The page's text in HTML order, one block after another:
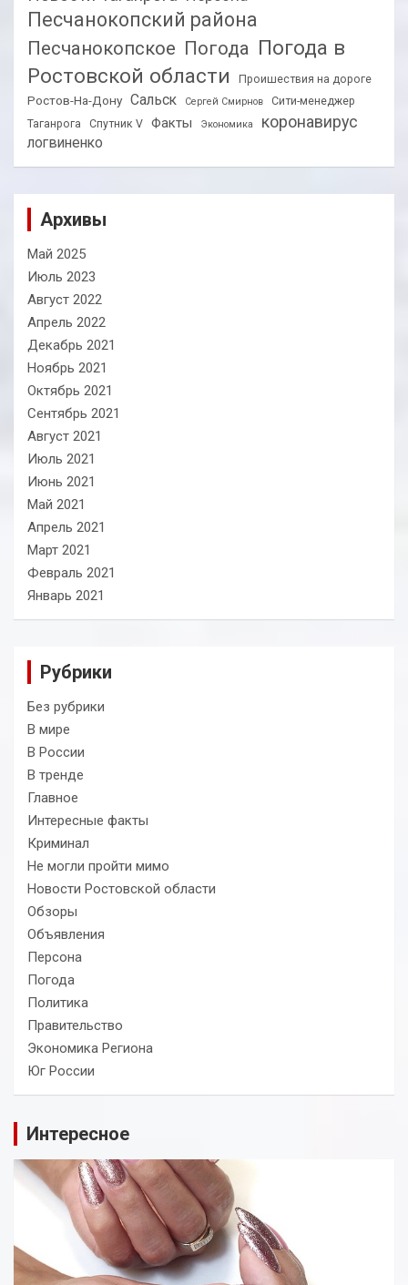
Песчанокопский района
Песчанокопское Погода Погода в
Ростовской области
Проишествия на дороге
Ростов-На-Дону Сальск Сергей Смирнов
Сити-менеджер
Таганрога
Спутник V Факты Экономика коронавирус
логвиненко
Архивы
Май 2025
Июль 2023
Август 2022
Апрель 2022
Декабрь 2021
Ноябрь 2021
Октябрь 2021
Сентябрь 2021
Август 2021
Июль 2021
Июнь 2021
Май 2021
Апрель 2021
Март 2021
Февраль 2021
Январь 2021
Рубрики
Без рубрики
В мире
В России
В тренде
Главное
Интересные факты
Криминал
Не могли пройти мимо
Новости Ростовской области
Обзоры
Объявления
Персона
Погода
Политика
Правительство
Экономика Региона
Юг России
Интересное